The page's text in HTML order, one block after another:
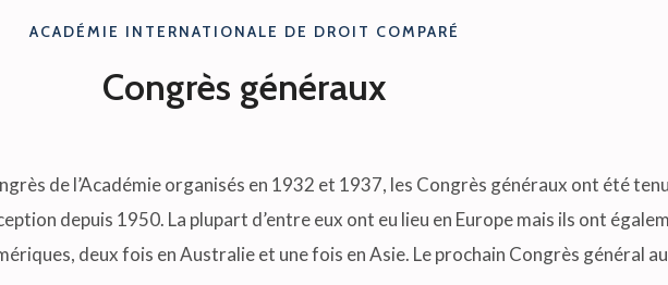
ACADÉMIE INTERNATIONALE DE DROIT COMPARÉ
Congrès généraux
de l’Académie organisés en 1932 et 1937, les Congrès généraux ont été
depuis 1950. La plupart d’entre eux ont eu lieu en Europe mais ils ont
deux fois en Australie et une fois en Asie. Le prochain Congrès général